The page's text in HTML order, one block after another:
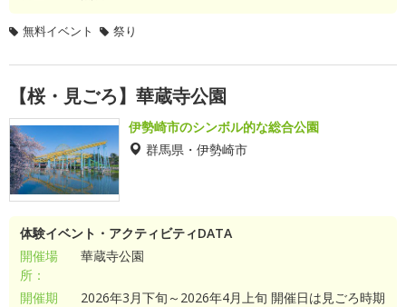
無料イベント 祭り
【桜・見ごろ】華蔵寺公園
伊勢崎市のシンボル的な総合公園
群馬県・伊勢崎市
体験イベント・アクティビティDATA
開催場
所：
華蔵寺公園
開催期
2026年3月下旬～2026年4月上旬 開催日は見ごろ時期